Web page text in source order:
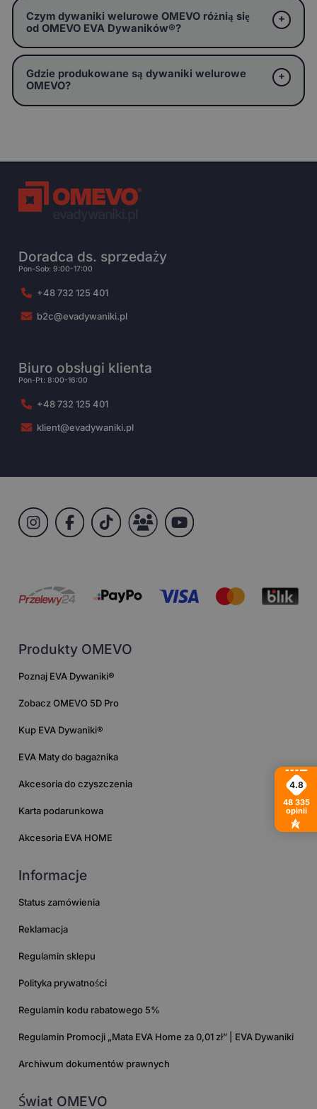
Czym dywaniki welurowe OMEVO różnią się
od OMEVO EVA Dywaników®?
Gdzie produkowane są dywaniki welurowe
OMEVO?
Doradca ds. sprzedaży
Pon-Sob: 9:00-17:00
+48 732 125 401
b2c@evadywaniki.pl
Biuro obsługi klienta
Pon-Pt: 8:00-16:00
+48 732 125 401
klient@evadywaniki.pl
Produkty OMEVO
Poznaj EVA Dywaniki®
Zobacz OMEVO 5D Pro
Kup EVA Dywaniki®
EVA Maty do bagażnika
Akcesoria do czyszczenia
Karta podarunkowa
Akcesoria EVA HOME
Informacje
Status zamówienia
Reklamacja
Regulamin sklepu
Polityka prywatności
Regulamin kodu rabatowego 5%
Regulamin Promocji „Mata EVA Home za 0,01 zł” | EVA Dywaniki
Archiwum dokumentów prawnych
Świat OMEVO
4.8
48 335
opinii